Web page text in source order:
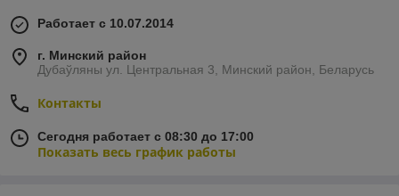
Работает с 10.07.2014
г. Минский район
Дубаўляны ул. Центральная 3, Минский район, Беларусь
Контакты
Сегодня работает с 08:30 до 17:00
Показать весь график работы